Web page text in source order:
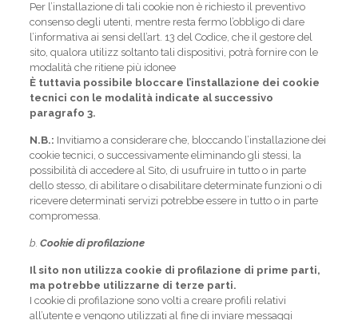
Per l’installazione di tali cookie non è richiesto il preventivo
consenso degli utenti, mentre resta fermo l’obbligo di dare
l’informativa ai sensi dell’art. 13 del Codice, che il gestore del
sito, qualora utilizz soltanto tali dispositivi, potrà fornire con le
modalità che ritiene più idonee
È tuttavia possibile bloccare l’installazione dei cookie
tecnici con le modalità indicate al successivo
paragrafo 3.
N.B.: Invitiamo a considerare che, bloccando l’installazione dei
cookie tecnici, o successivamente eliminando gli stessi, la
possibilità di accedere al Sito, di usufruire in tutto o in parte
dello stesso, di abilitare o disabilitare determinate funzioni o di
ricevere determinati servizi potrebbe essere in tutto o in parte
compromessa.
b. Cookie di profilazione
Il sito non utilizza cookie di profilazione di prime parti,
ma potrebbe utilizzarne di terze parti.
I cookie di profilazione sono volti a creare profili relativi
all’utente e vengono utilizzati al fine di inviare messaggi